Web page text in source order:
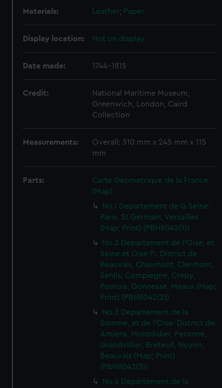
Materials: Leather; Paper
Display location: Not on display
Date made: 1744-1815
Credit:
National Maritime Museum,
Greenwich, London, Caird
Collection
Measurements:
Overall: 310 mm x 245 mm x 115
mm
Parts:
Carte Geometrique de la France
(Map)
No.1 Departement de la Seine:
Paris, St Germain, Versailles
(Map; Print) (PBH8042(1))
No.2 Departement de l'Oise, et
Seine et Oise P.: District de
Beauvais, Chaumont, Clermont,
Senlis, Compiegne, Crepy,
Pontois, Gonnesse, Meaux (Map;
Print) (PBH8042(2))
No.3 Departement de la
Somme, et de l'Oise: District de:
Amiens, Montdidier, Peronne,
Grandvillier, Breteuil, Noyon,
Beauvais (Map; Print)
(PBH8042(3))
No.4 Departement de la